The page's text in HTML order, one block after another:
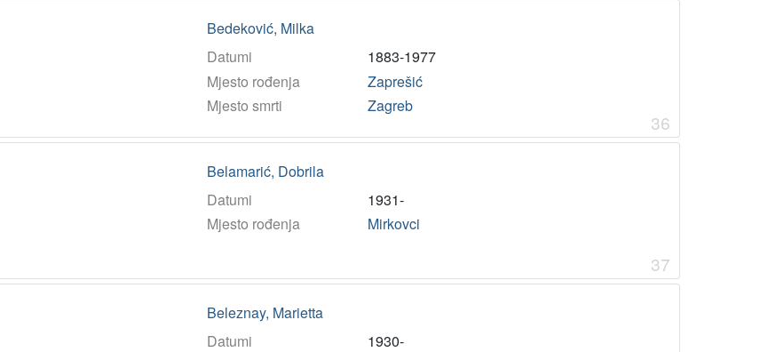
Bedeković, Milka
Datumi
1883-1977
Mjesto rođenja
Zaprešić
Mjesto smrti
Zagreb
36
Belamarić, Dobrila
Datumi
1931-
Mjesto rođenja
Mirkovci
37
Beleznay, Marietta
Datumi
1930-